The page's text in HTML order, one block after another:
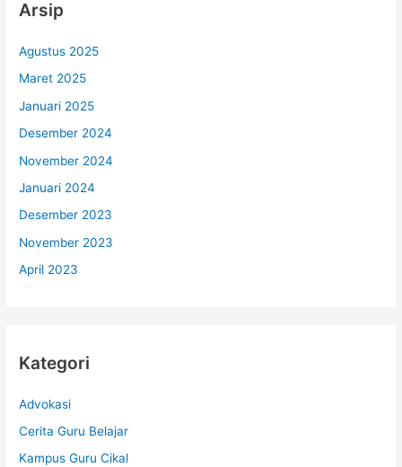
Arsip
Agustus 2025
Maret 2025
Januari 2025
Desember 2024
November 2024
Januari 2024
Desember 2023
November 2023
April 2023
Kategori
Advokasi
Cerita Guru Belajar
Kampus Guru Cikal